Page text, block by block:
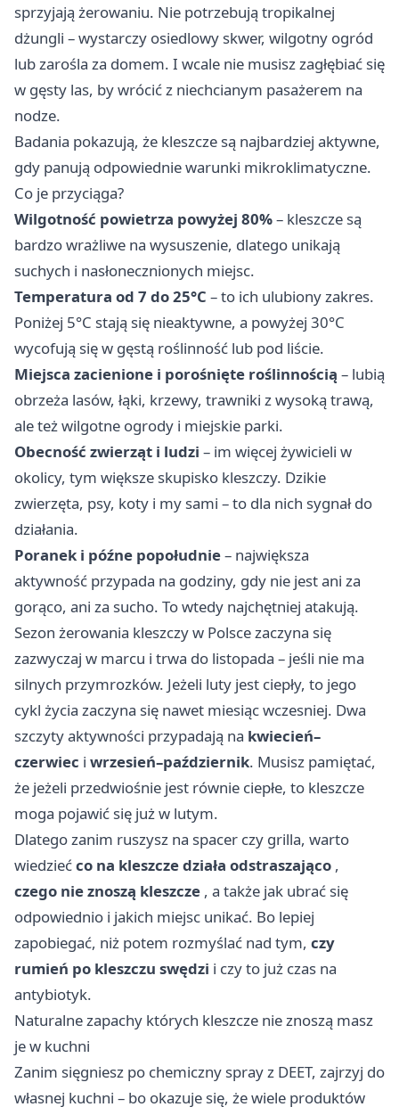
sprzyjają żerowaniu. Nie potrzebują tropikalnej
dżungli – wystarczy osiedlowy skwer, wilgotny ogród
lub zarośla za domem. I wcale nie musisz zagłębiać się
w gęsty las, by wrócić z niechcianym pasażerem na
nodze.
Badania pokazują, że kleszcze są najbardziej aktywne,
gdy panują odpowiednie warunki mikroklimatyczne.
Co je przyciąga?
Wilgotność powietrza powyżej 80%– kleszcze są
bardzo wrażliwe na wysuszenie, dlatego unikają
suchych i nasłonecznionych miejsc.
Temperatura od 7 do 25°C – to ich ulubiony zakres.
Poniżej 5°C stają się nieaktywne, a powyżej 30°C
wycofują się w gęstą roślinność lub pod liście.
Miejsca zacienione i porośnięte roślinnością – lubią
obrzeża lasów, łąki, krzewy, trawniki z wysoką trawą,
ale też wilgotne ogrody i miejskie parki.
Obecność zwierząt i ludzi – im więcej żywicieli w
okolicy, tym większe skupisko kleszczy. Dzikie
zwierzęta, psy, koty i my sami – to dla nich sygnał do
działania.
Poranek i późne popołudnie– największa
aktywność przypada na godziny, gdy nie jest ani za
gorąco, ani za sucho. To wtedy najchętniej atakują.
Sezon żerowania kleszczy w Polsce zaczyna się
zazwyczaj w marcu i trwa do listopada – jeśli nie ma
silnych przymrozków. Jeżeli luty jest ciepły, to jego
cykl życia zaczyna się nawet miesiąc wczesniej. Dwa
szczyty aktywności przypadają na kwiecień–
czerwiec i wrzesień–październik. Musisz pamiętać,
że jeżeli przedwiośnie jest równie ciepłe, to kleszcze
moga pojawić się już w lutym.
Dlatego zanim ruszysz na spacer czy grilla, warto
wiedziećco na kleszcze działa odstraszająco ,
czego nie znoszą kleszcze , a także jak ubrać się
odpowiednio i jakich miejsc unikać. Bo lepiej
zapobiegać, niż potem rozmyślać nad tym, czy
rumień po kleszczu swędzi i czy to już czas na
antybiotyk.
Naturalne zapachy których kleszcze nie znoszą masz
je w kuchni
Zanim sięgniesz po chemiczny spray z DEET, zajrzyj do
własnej kuchni – bo okazuje się, że wiele produktów